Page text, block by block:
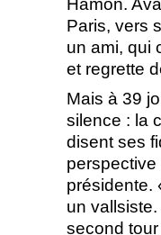
Hamon.
Paris, vers
un ami, qui
et regrette
Mais à 39
silence : la
disent ses
présidente.
un vallsiste.
second